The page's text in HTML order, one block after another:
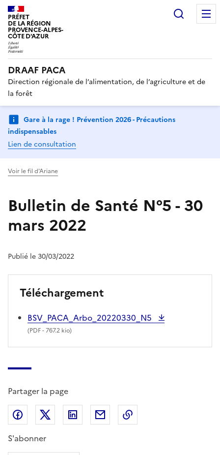
PRÉFET
DE LA RÉGION
PROVENCE-ALPES-
CÔTE D'AZUR
DRAAF PACA
Direction régionale de l’alimentation, de l’agriculture et de
la forêt
Gare à la rage ! Prévention 2026 - Précautions
indispensables
Lien de consultation
Voir le fil d'Ariane
Bulletin de Santé N°5 - 30
mars 2022
Publié le 30/03/2022
Téléchargement
BSV_PACA_Arbo_20220330_N5
(PDF- 767.2 kio)
Partager la page
Partager sur Facebook
Partager sur X (anciennement Twitter)
Partager sur LinkedIn
Partager par email
S'abonner